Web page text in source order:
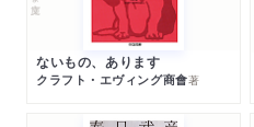
ないもの、あります
クラフト・エヴィング商會著